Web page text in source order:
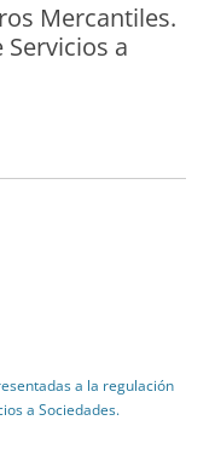
Mercantiles.
a
a la regulación
a Sociedades.